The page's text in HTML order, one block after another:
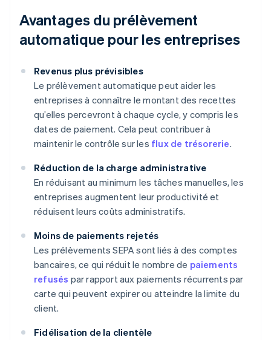
Avantages du prélèvement
automatique pour les entreprises
Revenus plus prévisibles
Le prélèvement automatique peut aider les
entreprises à connaître le montant des recettes
qu’elles percevront à chaque cycle, y compris les
dates de paiement. Cela peut contribuer à
maintenir le contrôle sur les flux de trésorerie.
Réduction de la charge administrative
En réduisant au minimum les tâches manuelles, les
entreprises augmentent leur productivité et
réduisent leurs coûts administratifs.
Moins de paiements rejetés
Les prélèvements SEPA sont liés à des comptes
bancaires, ce qui réduit le nombre de paiements
refusés par rapport aux paiements récurrents par
carte qui peuvent expirer ou atteindre la limite du
client.
Fidélisation de la clientèle